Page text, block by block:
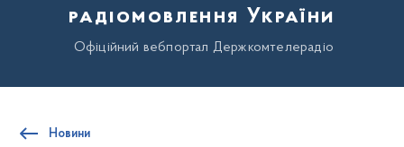
радіомовлення України
Офіційний вебпортал Держкомтелерадіо
Новини